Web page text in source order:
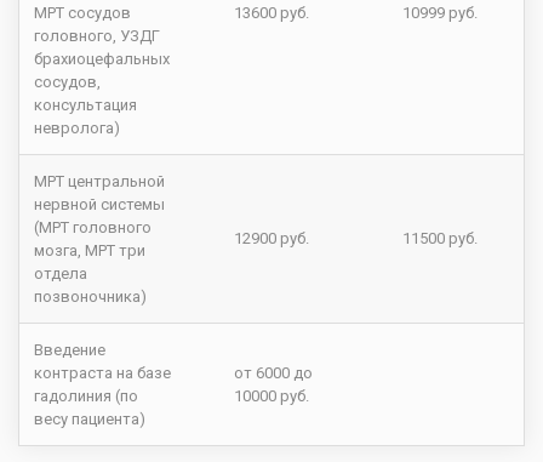
МРТ сосудов
головного, УЗДГ
брахиоцефальных
сосудов,
консультация
невролога)
13600 руб. 10999 руб.
МРТ центральной
нервной системы
(МРТ головного
мозга, МРТ три
отдела
позвоночника)
12900 руб. 11500 руб.
Введение
контраста на базе
гадолиния (по
весу пациента)
от 6000 до
10000 руб.